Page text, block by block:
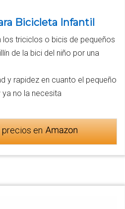
Bicicleta Infantil
los triciclos o bicis de pequeños
de la bici del niño por una
y rapidez en cuanto el pequeño
no la necesita
en